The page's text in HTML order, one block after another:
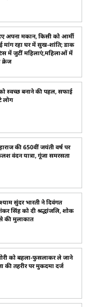
अपना मकान, किसी को आर्मी
मांग रहा घर में सुख-शांति; डाक
में जुटीं महिलाएं,महिलाओं में
क्रेज
स्वच्छ बनाने की पहल, सफाई
लोग
की 650वीं जयंती वर्ष पर
वंदन यात्रा, गूंजा समरसता
सुंदर भारती ने दिवंगत
सिंह को दी श्रद्धांजलि, शोक
की मुलाकात
को बहला-फुसलाकर ले जाने
की तहरीर पर मुकदमा दर्ज